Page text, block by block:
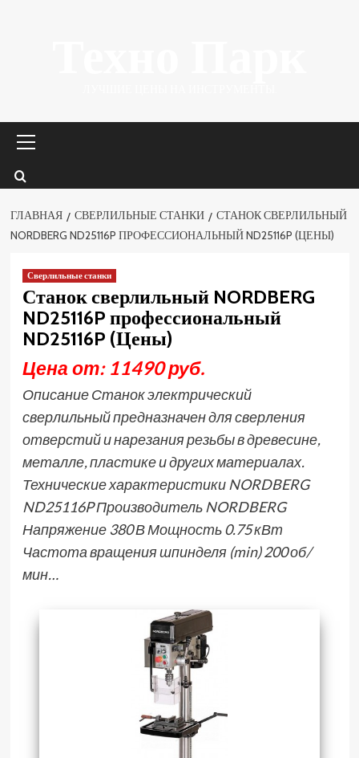
меню
ГЛАВНАЯ СВЕРЛИЛЬНЫЕ СТАНКИ
СТАНОК СВЕРЛИЛЬНЫЙ
NORDBERG ND25116P ПРОФЕССИОНАЛЬНЫЙ ND25116P (ЦЕНЫ)
Сверлильные станки
Станок сверлильный NORDBERG
ND25116P профессиональный
ND25116P (Цены)
Цена от: 11490 руб.
Описание Станок электрический
сверлильный предназначен для сверления
отверстий и нарезания резьбы в древесине,
металле, пластике и других материалах.
Технические характеристики NORDBERG
ND25116P Производитель NORDBERG
Напряжение 380 В Мощность 0.75 кВт
Частота вращения шпинделя (min) 200 об/
мин…